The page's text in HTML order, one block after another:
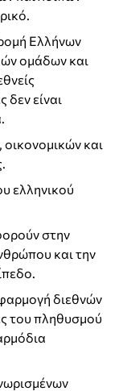
Ελλήνων
ομάδων και
είναι
και
ελληνικού
στην
και την
διεθνών
του πληθυσμού